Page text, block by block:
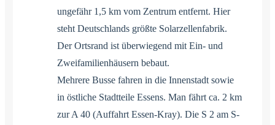
ungefähr 1,5 km vom Zentrum entfernt. Hier
steht Deutschlands größte Solarzellenfabrik.
Der Ortsrand ist überwiegend mit Ein- und
Zweifamilienhäusern bebaut.
Mehrere Busse fahren in die Innenstadt sowie
in östliche Stadtteile Essens. Man fährt ca. 2 km
zur A 40 (Auffahrt Essen-Kray). Die S 2 am S-